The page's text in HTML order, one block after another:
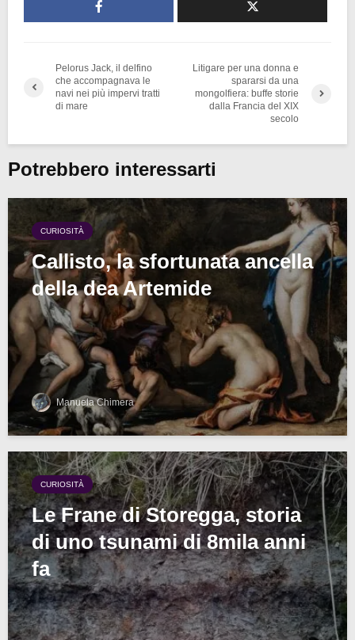
Pelorus Jack, il delfino
che accompagnava le
navi nei più impervi tratti
di mare
Litigare per una donna e
spararsi da una
mongolfiera: buffe storie
dalla Francia del XIX
secolo
Potrebbero interessarti
CURIOSITÀ
Callisto, la sfortunata ancella
della dea Artemide
Manuela Chimera
CURIOSITÀ
Le Frane di Storegga, storia
di uno tsunami di 8mila anni
fa